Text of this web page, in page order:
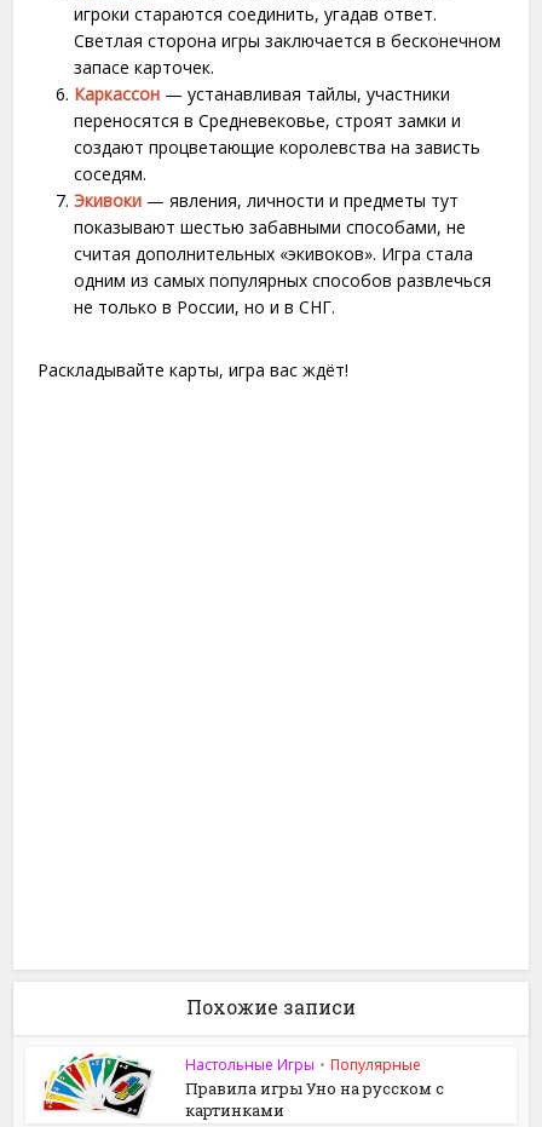
игроки стараются соединить, угадав ответ.
Светлая сторона игры заключается в бесконечном
запасе карточек.
Каркассон — устанавливая тайлы, участники
переносятся в Средневековье, строят замки и
создают процветающие королевства на зависть
соседям.
Экивоки — явления, личности и предметы тут
показывают шестью забавными способами, не
считая дополнительных «экивоков». Игра стала
одним из самых популярных способов развлечься
не только в России, но и в СНГ.
Раскладывайте карты, игра вас ждёт!
Похожие записи
Настольные Игры • Популярные
Правила игры Уно на русском с
картинками